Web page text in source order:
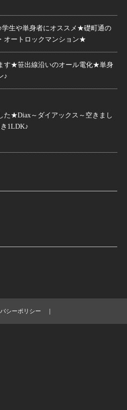
学生や単身者にオススメ★礎町通の
オートロックマンション★
す★笹出線沿いのオール電化★単身
♪
た★Diax～ダイアックス～空きまし
1LDK♪
シーポリシー